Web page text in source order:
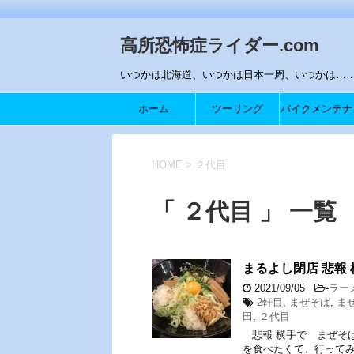
高所恐怖症ライダー.com
いつかは北海道、いつかは日本一周、いつかは
ホーム ツーリング バイクメンテナ
HOME > ２代目
「 ２代目 」 一覧
まるよし閉店 悲報
2021/09/05 -ラー
2軒目 , まぜそば, ま
田 , ２代目
悲報 横手で まぜそ
を食べたくて、行って